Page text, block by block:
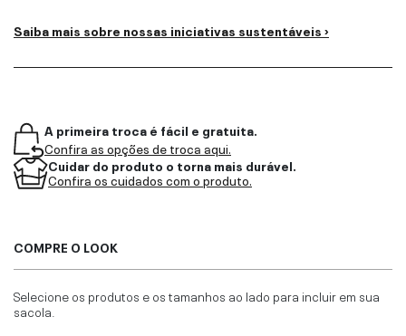
Saiba mais sobre nossas iniciativas sustentáveis ›
A primeira troca é fácil e gratuita.
Confira as opções de troca aqui.
Cuidar do produto o torna mais durável.
Confira os cuidados com o produto.
COMPRE O LOOK
Selecione os produtos e os tamanhos ao lado para incluir em sua
sacola.